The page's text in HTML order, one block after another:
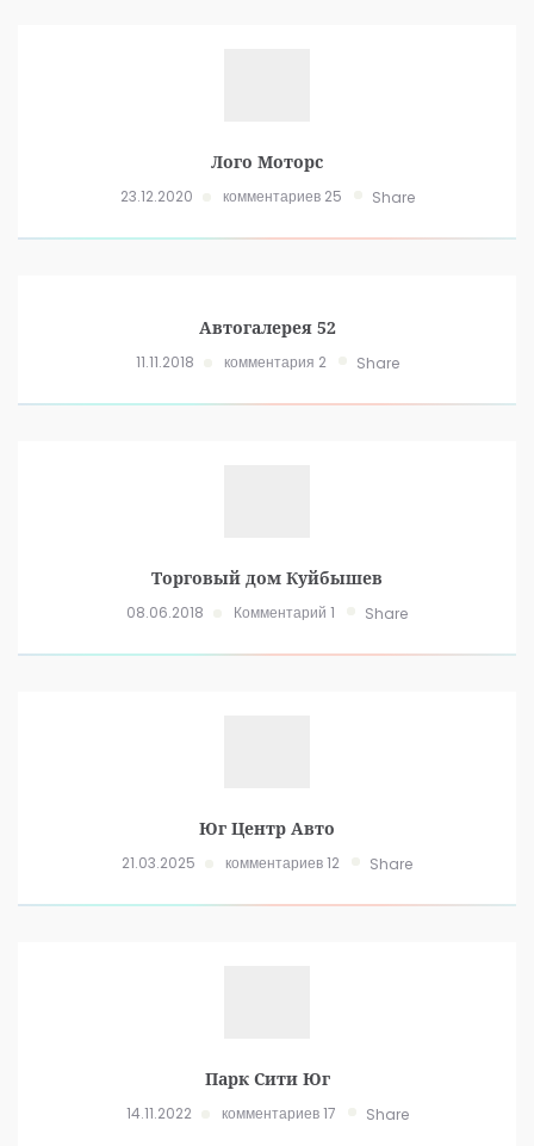
Лого Моторс
23.12.2020 комментариев 25 Share
Автогалерея 52
11.11.2018 комментария 2 Share
Торговый дом Куйбышев
08.06.2018 Комментарий 1 Share
Юг Центр Авто
21.03.2025 комментариев 12 Share
Парк Сити Юг
14.11.2022 комментариев 17 Share